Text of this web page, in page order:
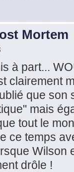
Mortem
à part...
clairement
que son
mais
tout le
ce temps
Wilson
drôle !